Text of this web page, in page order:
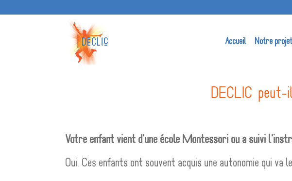
Accueil Notre projet
DECLIC peut-
Votre enfant vient d'une école Montessori ou a suivi
Oui. Ces enfants ont souvent acquis une autonomie qui